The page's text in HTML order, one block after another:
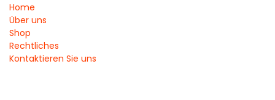
Home
Über uns
Shop
Rechtliches
Kontaktieren Sie uns